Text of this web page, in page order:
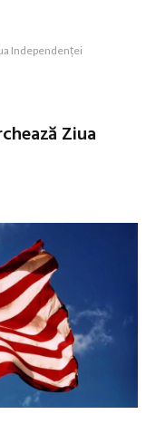
Independenţei
Ziua